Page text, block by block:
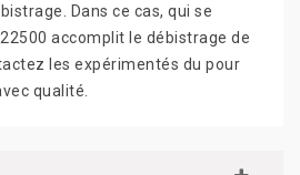
Dans ce cas, qui se
accomplit le débistrage de
les expérimentés du pour
qualité.